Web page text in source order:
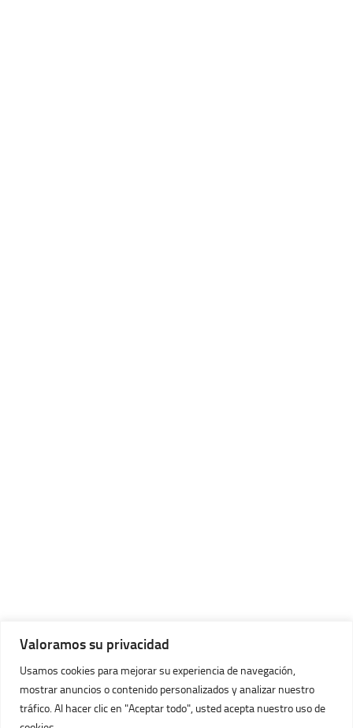
Valoramos su privacidad
Usamos cookies para mejorar su experiencia de navegación,
mostrar anuncios o contenido personalizados y analizar nuestro
tráfico. Al hacer clic en "Aceptar todo", usted acepta nuestro uso de